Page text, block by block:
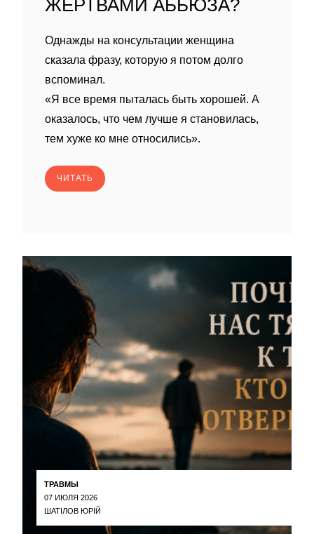
ЖЕРТВАМИ АБЬЮЗА?
Однажды на консультации женщина
сказала фразу, которую я потом долго
вспоминал.
«Я все время пыталась быть хорошей. А
оказалось, что чем лучше я становилась,
тем хуже ко мне относились».
ЧИТАТЬ
ТРАВМЫ
07 ИЮЛЯ 2026
ШАТІЛОВ ЮРІЙ